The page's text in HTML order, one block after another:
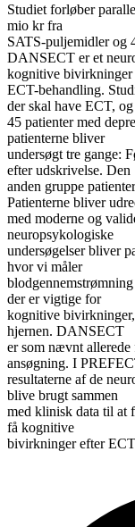
Studiet forløber
mio kr fra
SATS-puljemidler og
DANSECT er et
kognitive bivirkninger
ECT-behandling.
der skal have ECT, og
45 patienter med
patienterne bliver
undersøgt tre gange:
efter udskrivelse. Den
anden gruppe
Patienterne bliver
med moderne og
neuropsykologiske
undersøgelser bliver
hvor vi måler
der er vigtige for
kognitive bivirkninger,
hjernen. DANSECT
er som nævnt allerede
ansøgning. I
resultaterne af de
blive brugt sammen
med klinisk data til at
få kognitive
bivirkninger efter